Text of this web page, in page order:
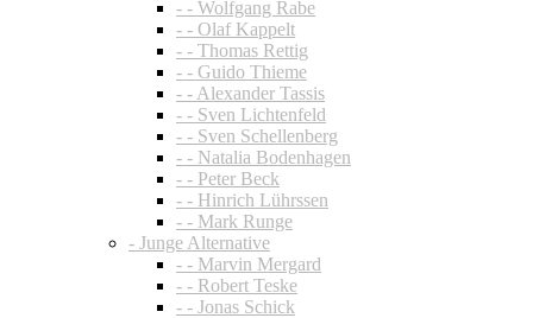
- - Wolfgang Rabe
- - Olaf Kappelt
- - Thomas Rettig
- - Guido Thieme
- - Alexander Tassis
- - Sven Lichtenfeld
- - Sven Schellenberg
- - Natalia Bodenhagen
- - Peter Beck
- - Hinrich Lührssen
- - Mark Runge
- Junge Alternative
- - Marvin Mergard
- - Robert Teske
- - Jonas Schick